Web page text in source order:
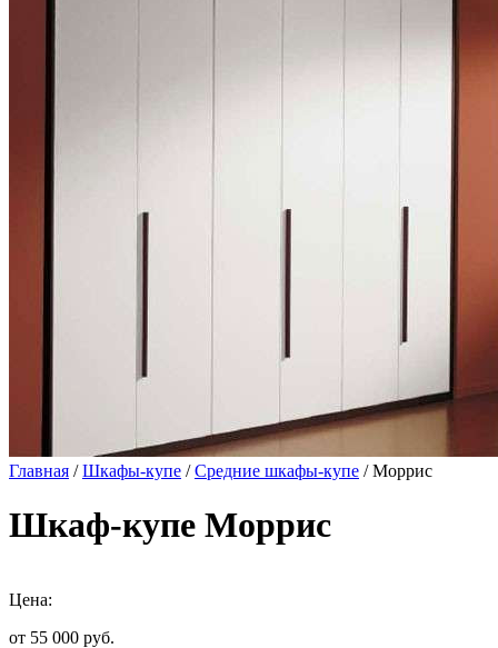
Главная /Шкафы-купе /Средние шкафы-купе / Моррис
Шкаф-купе Моррис
Цена:
от 55 000 руб.